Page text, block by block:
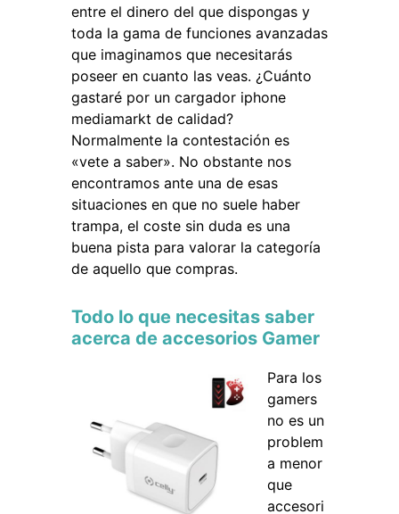
entre el dinero del que dispongas y
toda la gama de funciones avanzadas
que imaginamos que necesitarás
poseer en cuanto las veas. ¿Cuánto
gastaré por un cargador iphone
mediamarkt de calidad?
Normalmente la contestación es
«vete a saber». No obstante nos
encontramos ante una de esas
situaciones en que no suele haber
trampa, el coste sin duda es una
buena pista para valorar la categoría
de aquello que compras.
Todo lo que necesitas saber
acerca de accesorios Gamer
Para los
gamers
no es un
problem
a menor
que
accesori